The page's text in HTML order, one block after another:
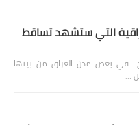
التي ستشهد تساقط
في بعض مدن العراق من بينها